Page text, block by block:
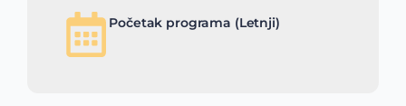
Početak programa (Letnji)